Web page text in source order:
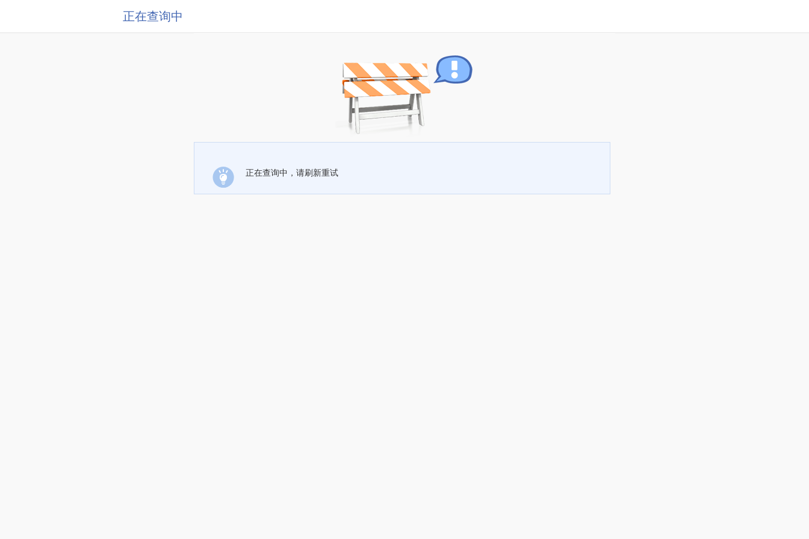
正在查询中
正在查询中，请刷新重试